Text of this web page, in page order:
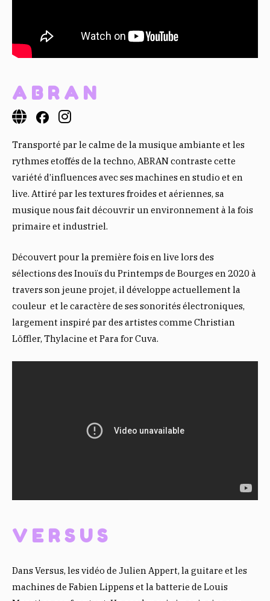
ABRAN
Transporté par le calme de la musique ambiante et les
rythmes etoffés de la techno, ABRAN contraste cette
variété d’influences avec ses machines en studio et en
live. Attiré par les textures froides et aériennes, sa
musique nous fait découvrir un environnement à la fois
primaire et industriel.
Découvert pour la première fois en live lors des
sélections des Inouïs du Printemps de Bourges en 2020 à
travers son jeune projet, il développe actuellement la
couleur et le caractère de ses sonorités électroniques,
largement inspiré par des artistes comme Christian
Löffler, Thylacine et Para for Cuva.
VERSUS
Dans Versus, les vidéo de Julien Appert, la guitare et les
machines de Fabien Lippens et la batterie de Louis